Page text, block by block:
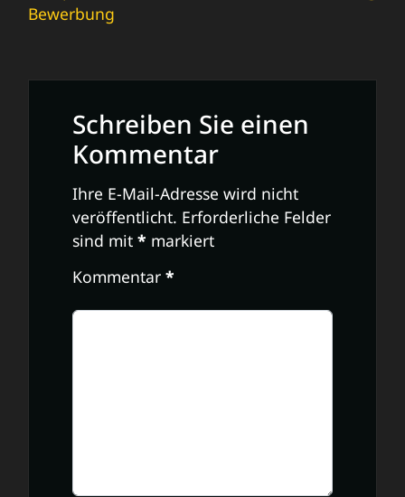
Bewerbung
Schreiben Sie einen
Kommentar
Ihre E-Mail-Adresse wird nicht
veröffentlicht. Erforderliche Felder
sind mit * markiert
Kommentar *